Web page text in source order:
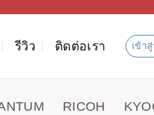
รีวิว ติดต่อเรา เข้า
RICOH